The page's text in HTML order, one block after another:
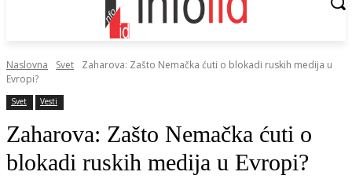
Naslovna Svet
Zaharova: Zašto Nemačka ćuti o blokadi ruskih medija u
Evropi?
Svet Vesti
Zaharova: Zašto Nemačka ćuti o
blokadi ruskih medija u Evropi?